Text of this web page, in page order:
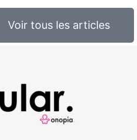
Voir tous les articles